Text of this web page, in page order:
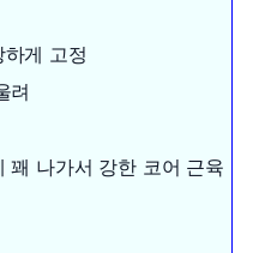
게 고정
려
꽤 나가서 강한 코어 근육